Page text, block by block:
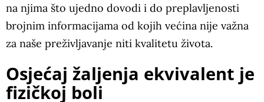
na njima što ujedno dovodi i do preplavljenosti
brojnim informacijama od kojih većina nije važna
za naše preživljavanje niti kvalitetu života.
Osjećaj žaljenja ekvivalent je
fizičkoj boli